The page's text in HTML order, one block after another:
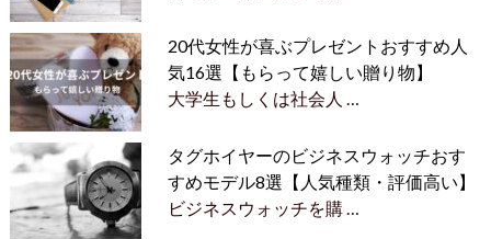
20代女性が喜ぶプレゼントおすすめ人
気16選【もらって嬉しい贈り物】
大学生もしくは社会人 …
タグホイヤーのビジネスウォッチおす
すめモデル8選【人気種類・評価高い】
ビジネスウォッチを購 …